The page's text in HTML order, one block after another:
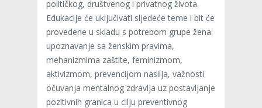
političkog, društvenog i privatnog života.
Edukacije će uključivati sljedeće teme i bit će
provedene u skladu s potrebom grupe žena:
upoznavanje sa ženskim pravima,
mehanizmima zaštite, feminizmom,
aktivizmom, prevencijom nasilja, važnosti
očuvanja mentalnog zdravlja uz postavljanje
pozitivnih granica u cilju preventivnog